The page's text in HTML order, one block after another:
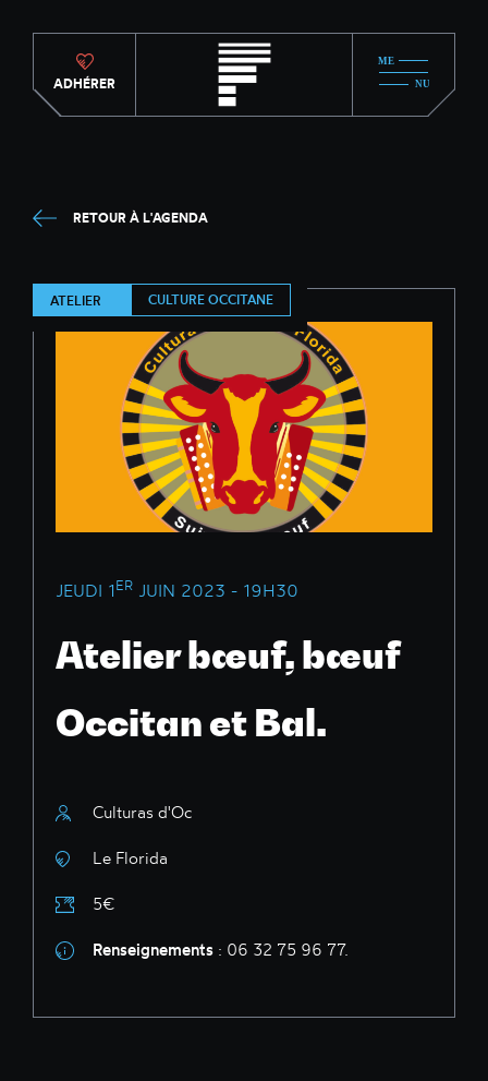
ADHÉRER
RETOUR À L'AGENDA
ATELIER CULTURE OCCITANE
JEUDI 1ER JUIN 2023 - 19H30
Atelier bœuf, bœuf
Occitan et Bal.
Culturas d'Oc
Le Florida
5€
Renseignements : 06 32 75 96 77.